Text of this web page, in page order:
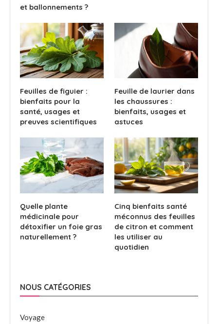
et ballonnements ?
Feuilles de figuier :
bienfaits pour la
santé, usages et
preuves scientifiques
Feuille de laurier dans
les chaussures :
bienfaits, usages et
astuces
Quelle plante
médicinale pour
détoxifier un foie gras
naturellement ?
Cinq bienfaits santé
méconnus des feuilles
de citron et comment
les utiliser au
quotidien
NOUS CATÉGORIES
Voyage